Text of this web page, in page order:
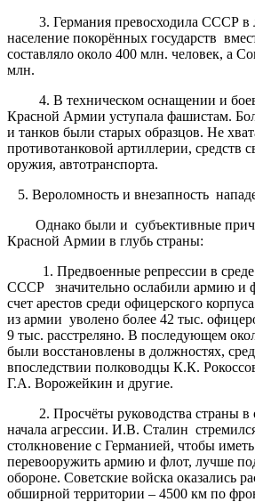
3. Германия превосходила СССР в
население покорённых государств
составляло около 400 млн. человек, а
млн.
4. В техническом оснащении и
Красной Армии уступала фашистам.
и танков были старых образцов. Не
противотанковой артиллерии, средств
оружия, автотранспорта.
5. Вероломность и внезапность
Однако были и субъективные
Красной Армии в глубь страны:
1. Предвоенные репрессии в среде
СССР значительно ослабили армию и
счет арестов среди офицерского
из армии уволено более 42 тыс.
9 тыс. расстреляно. В последующем
были восстановлены в должностях,
впоследствии полководцы К.К.
Г.А. Ворожейкин и другие.
2. Просчёты руководства страны в
начала агрессии. И.В. Сталин
столкновение с Германией, чтобы
перевооружить армию и флот, лучше
обороне. Советские войска оказались
обширной территории – 4500 км по